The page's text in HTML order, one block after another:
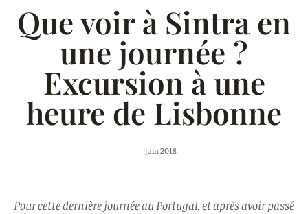
Que voir à Sintra en
une journée ?
Excursion à une
heure de Lisbonne
juin 2018
Pour cette dernière journée au Portugal, et après avoir passé